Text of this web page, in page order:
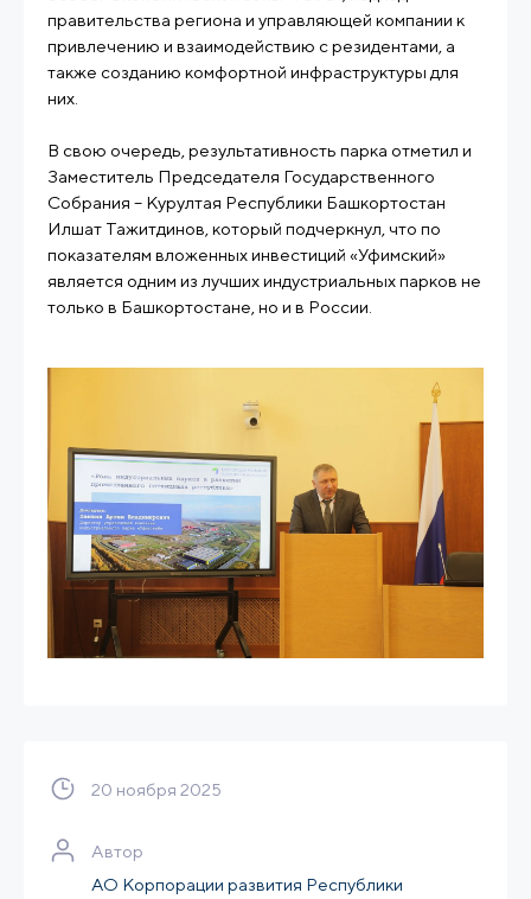
правительства региона и управляющей компании к
привлечению и взаимодействию с резидентами, а
также созданию комфортной инфраструктуры для
них.
В свою очередь, результативность парка отметил и
Заместитель Председателя Государственного
Собрания – Курултая Республики Башкортостан
Илшат Тажитдинов, который подчеркнул, что по
показателям вложенных инвестиций «Уфимский»
является одним из лучших индустриальных парков не
только в Башкортостане, но и в России.
20 ноября 2025
Автор
АО Корпорации развития Республики